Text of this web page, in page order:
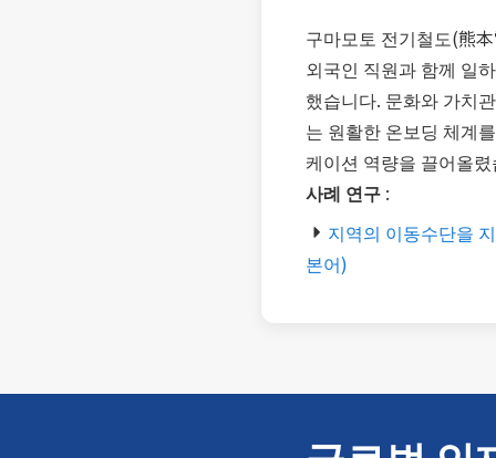
구마모토 전기철도(熊
외국인 직원과 함께 일
했습니다. 문화와 가치
는 원활한 온보딩 체계
케이션 역량을 끌어올
사례 연구 :
지역의 이동수단을
본어)